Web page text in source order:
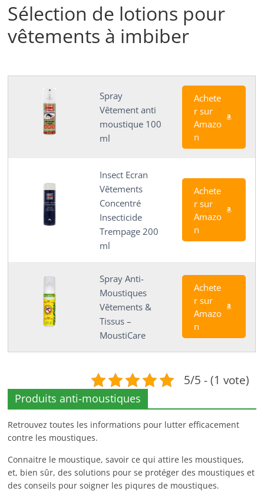
Sélection de lotions pour
vêtements à imbiber
Spray
Vêtement anti
moustique 100
ml
Achete
r sur
Amazo
n
Insect Ecran
Vêtements
Concentré
Insecticide
Trempage 200
ml
Achete
r sur
Amazo
n
Spray Anti-
Moustiques
Vêtements &
Tissus –
MoustiCare
Achete
r sur
Amazo
n
5/5 - (1 vote)
Produits anti-moustiques
Retrouvez toutes les informations pour lutter efficacement
contre les moustiques.
Connaitre le moustique, savoir ce qui attire les moustiques,
et, bien sûr, des solutions pour se protéger des moustiques et
des conseils pour soigner les piqures de moustiques.